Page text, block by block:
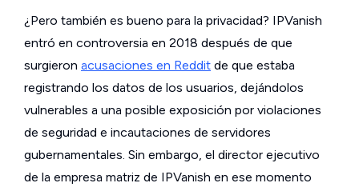
¿Pero también es bueno para la privacidad? IPVanish
entró en controversia en 2018 después de que
surgieron acusaciones en Reddit de que estaba
registrando los datos de los usuarios, dejándolos
vulnerables a una posible exposición por violaciones
de seguridad e incautaciones de servidores
gubernamentales. Sin embargo, el director ejecutivo
de la empresa matriz de IPVanish en ese momento